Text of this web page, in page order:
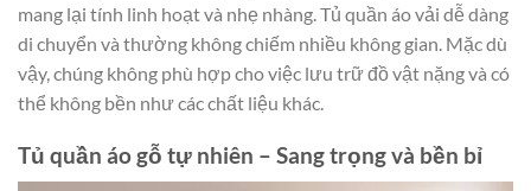
mang lại tính linh hoạt và nhẹ nhàng. Tủ quần áo vải dễ dàng
di chuyển và thường không chiếm nhiều không gian. Mặc dù
vậy, chúng không phù hợp cho việc lưu trữ đồ vật nặng và có
thể không bền như các chất liệu khác.
Tủ quần áo gỗ tự nhiên – Sang trọng và bền bỉ